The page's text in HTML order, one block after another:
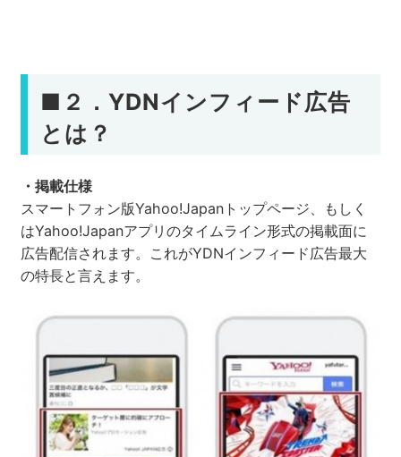
■ ２．YDNインフィード広告
とは ？
・掲載仕様
スマートフォン版Yahoo!Japanトップページ、もしく
はYahoo!Japanアプリのタイムライン形式の掲載面に
広告配信されます。これがYDNインフィード広告最大
の特長と言えます。